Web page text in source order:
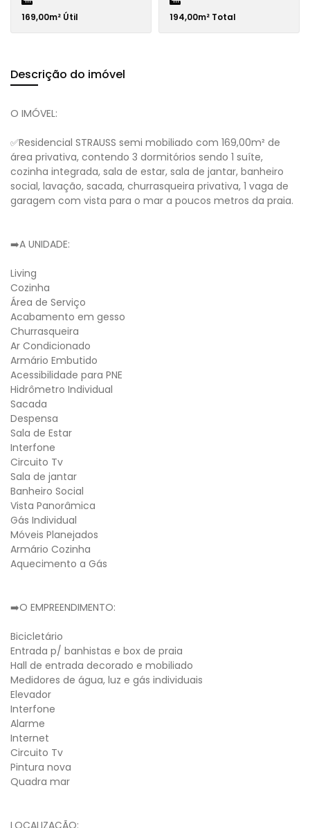
169,00m² Útil 194,00m² Total
Descrição do imóvel
O IMÓVEL:
✅Residencial STRAUSS semi mobiliado com 169,00m² de
área privativa, contendo 3 dormitórios sendo 1 suíte,
cozinha integrada, sala de estar, sala de jantar, banheiro
social, lavação, sacada, churrasqueira privativa, 1 vaga de
garagem com vista para o mar a poucos metros da praia.
➡️A UNIDADE:
Living
Cozinha
Área de Serviço
Acabamento em gesso
Churrasqueira
Ar Condicionado
Armário Embutido
Acessibilidade para PNE
Hidrômetro Individual
Sacada
Despensa
Sala de Estar
Interfone
Circuito Tv
Sala de jantar
Banheiro Social
Vista Panorâmica
Gás Individual
Móveis Planejados
Armário Cozinha
Aquecimento a Gás
➡️O EMPREENDIMENTO:
Bicicletário
Entrada p/ banhistas e box de praia
Hall de entrada decorado e mobiliado
Medidores de água, luz e gás individuais
Elevador
Interfone
Alarme
Internet
Circuito Tv
Pintura nova
Quadra mar
LOCALIZAÇÃO: